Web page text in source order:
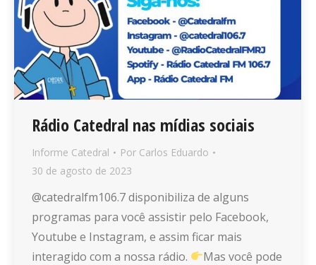
Rádio Catedral nas mídias sociais
Informe Catedral Por Carlos Eduardo
30 de agosto de 2023
@catedralfm106.7 disponibiliza de alguns
programas para você assistir pelo Facebook,
Youtube e Instagram, e assim ficar mais
interagido com a nossa rádio.
Mas você pode